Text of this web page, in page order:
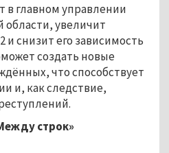
в главном управлении
увеличит
снизит его зависимость
создать новые
что способствует
и, как следствие,
строк»